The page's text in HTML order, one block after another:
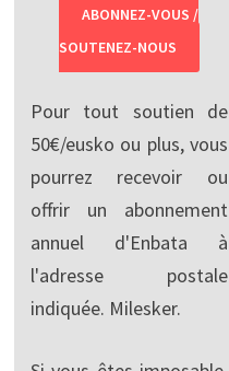
ABONNEZ-VOUS /
SOUTENEZ-NOUS
Pour tout soutien de
50€/eusko ou plus, vous
pourrez recevoir ou
offrir un abonnement
annuel d'Enbata à
l'adresse postale
indiquée. Milesker.